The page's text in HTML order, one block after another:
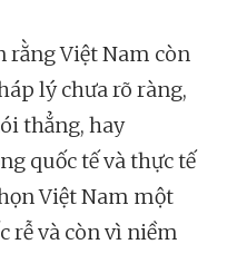
rằng Việt Nam còn
lý chưa rõ ràng,
thẳng, hay
quốc tế và thực tế
Việt Nam một
rễ và còn vì niềm